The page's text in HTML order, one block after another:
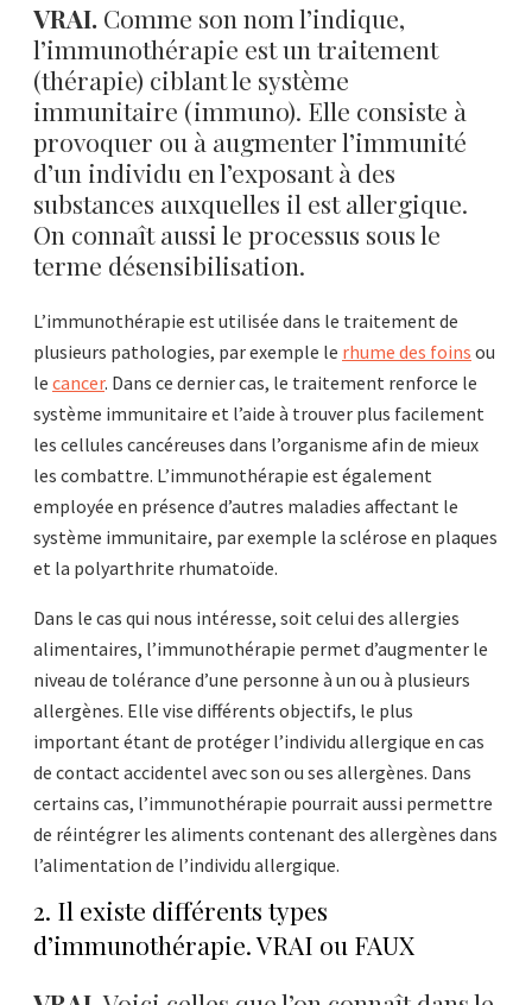
VRAI. Comme son nom l’indique,
l’immunothérapie est un traitement
(thérapie) ciblant le système
immunitaire (immuno). Elle consiste à
provoquer ou à augmenter l’immunité
d’un individu en l’exposant à des
substances auxquelles il est allergique.
On connaît aussi le processus sous le
terme désensibilisation.
L’immunothérapie est utilisée dans le traitement de
plusieurs pathologies, par exemple le rhume des foins ou
le cancer. Dans ce dernier cas, le traitement renforce le
système immunitaire et l’aide à trouver plus facilement
les cellules cancéreuses dans l’organisme afin de mieux
les combattre. L’immunothérapie est également
employée en présence d’autres maladies affectant le
système immunitaire, par exemple la sclérose en plaques
et la polyarthrite rhumatoïde.
Dans le cas qui nous intéresse, soit celui des allergies
alimentaires, l’immunothérapie permet d’augmenter le
niveau de tolérance d’une personne à un ou à plusieurs
allergènes. Elle vise différents objectifs, le plus
important étant de protéger l’individu allergique en cas
de contact accidentel avec son ou ses allergènes. Dans
certains cas, l’immunothérapie pourrait aussi permettre
de réintégrer les aliments contenant des allergènes dans
l’alimentation de l’individu allergique.
2. Il existe différents types
d’immunothérapie. VRAI ou FAUX